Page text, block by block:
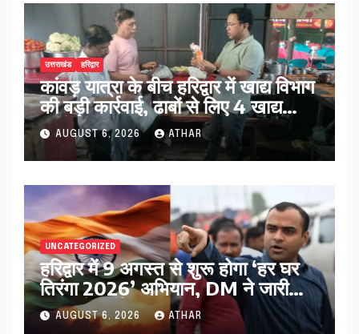
उत्तराखंड हरिद्वार
कांवड़ यात्रा के बीच हरिद्वार में खाद्य विभाग
की बड़ी कार्रवाई, ढाबों से लिए 4 खाद्य
नमूने…
AUGUST 6, 2026 ATHAR
UNCATEGORIZED
हरिद्वार में 9 अगस्त से शुरू होगा ‘हर घर
तिरंगा 2026’ अभियान, DM ने जारी
किए बड़े निर्देश…
AUGUST 6, 2026 ATHAR